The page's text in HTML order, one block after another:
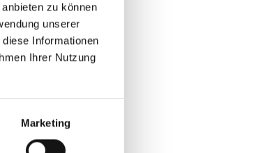
zu können
unserer
Informationen
Ihrer Nutzung
Marketing